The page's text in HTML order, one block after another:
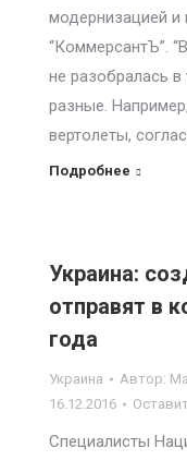
модернизацией и
“КоммерсантЪ”.
не разобралась
разные.
вертолеты,
Подробнее
Украина:
отправят в
года
Украина Автор:
16.12.2016
Специалисты